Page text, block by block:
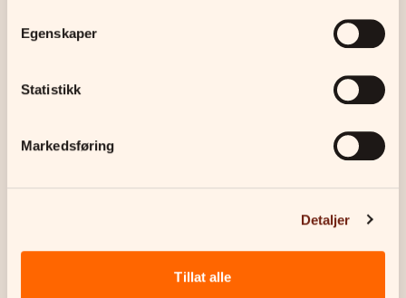
Egenskaper
Statistikk
Markedsføring
Detaljer
Tillat alle
Styrkechallenge for hund v/Line Østerhagen
Rally-lydighet
Po, Border Collie
Oi, Border Collie